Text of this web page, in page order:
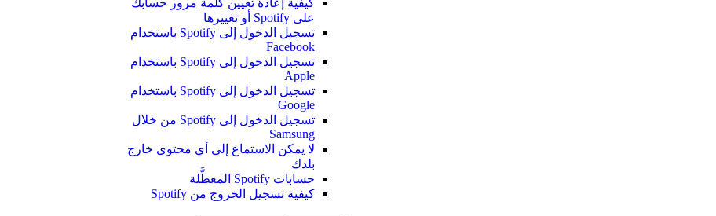
على Spotify أو تغييرها
تسجيل الدخول إلى Spotify باستخدام
Facebook
تسجيل الدخول إلى Spotify باستخدام
Apple
تسجيل الدخول إلى Spotify باستخدام
Google
تسجيل الدخول إلى Spotify من خلال
Samsung
لا يمكن الاستماع إلى أي محتوى خارج
بلدك
حسابات Spotify المعطَّلة
كيفية تسجيل الخروج من Spotify